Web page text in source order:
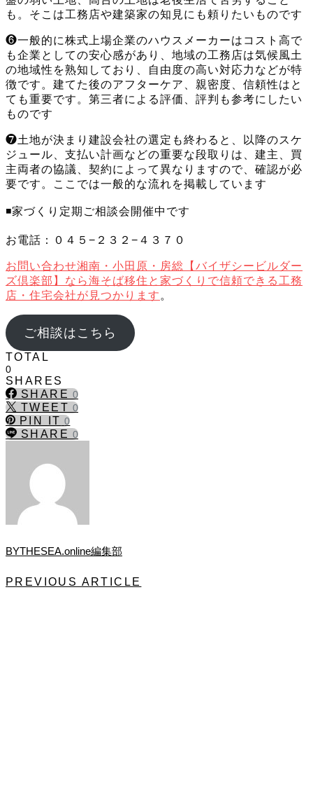
も。そこは工務店や建築家の知見にも頼りたいものです
❻一般的に株式上場企業のハウスメーカーはコスト高で
も企業としての安心感があり、地域の工務店は気候風土
の地域性を熟知しており、自由度の高い対応力などが特
徴です。建てた後のアフターケア、親密度、信頼性はと
ても重要です。第三者による評価、評判も参考にしたい
ものです
❼土地が決まり建設会社の選定も終わると、以降のスケ
ジュール、支払い計画などの重要な段取りは、建主、買
主両者の協議、契約によって異なりますので、確認が必
要です。ここでは一般的な流れを掲載しています
◾️家づくり定期ご相談会開催中です
お電話：０４５−２３２−４３７０
お問い合わせ湘南・小田原・房総【バイザシービルダー
ズ倶楽部】なら海そば移住と家づくりで信頼できる工務
店・住宅会社が見つかります 。
ご相談はこちら
TOTAL
0
SHARES
SHARE 0
TWEET 0
PIN IT 0
SHARE 0
BYTHESEA.online編集部
PREVIOUS ARTICLE